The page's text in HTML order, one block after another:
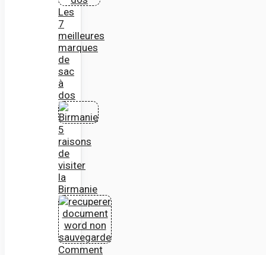
Les
7
meilleures
marques
de
sac
à
dos
5
raisons
de
visiter
la
Birmanie
Comment